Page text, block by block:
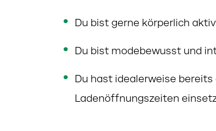
Du bist gerne körperlich
Du bist modebewusst und
Du hast idealerweise
Ladenöffnungszeiten